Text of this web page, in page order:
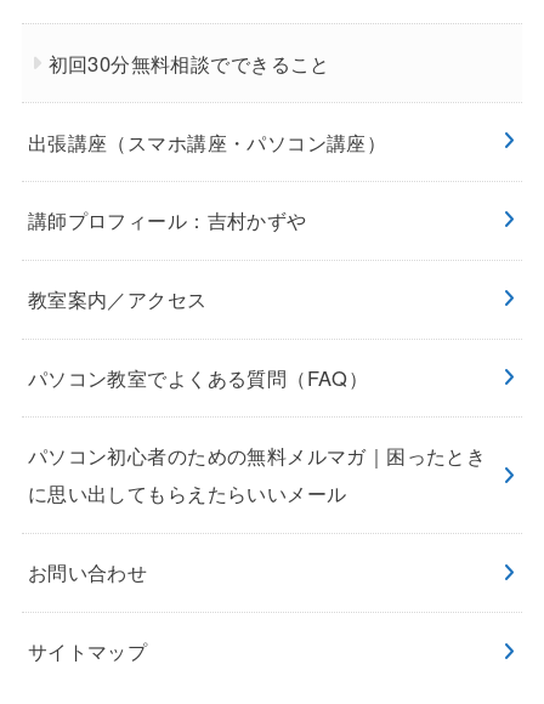
初回30分無料相談でできること
出張講座（スマホ講座・パソコン講座）
講師プロフィール：吉村かずや
教室案内／アクセス
パソコン教室でよくある質問（FAQ）
パソコン初心者のための無料メルマガ｜困ったとき
に思い出してもらえたらいいメール
お問い合わせ
サイトマップ